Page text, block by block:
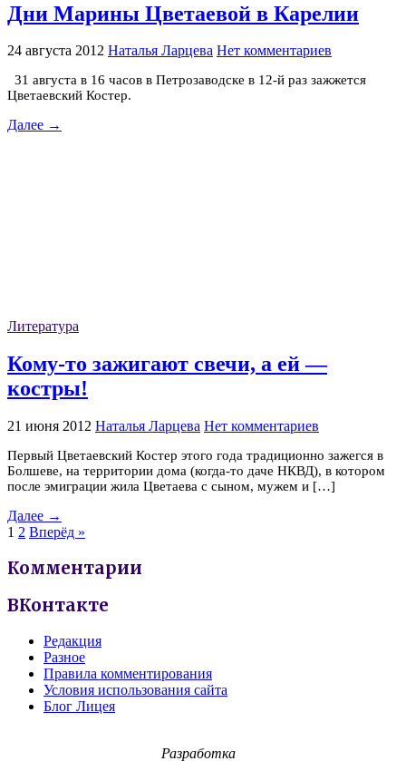
Дни Марины Цветаевой в Карелии
24 августа 2012 Наталья Ларцева Нет комментариев
31 августа в 16 часов в Петрозаводске в 12-й раз зажжется
Цветаевский Костер.
Далее →
Литература
Кому-то зажигают свечи, а ей —
костры!
21 июня 2012 Наталья Ларцева Нет комментариев
Первый Цветаевский Костер этого года традиционно зажегся в
Болшеве, на территории дома (когда-то даче НКВД), в котором
после эмиграции жила Цветаева с сыном, мужем и […]
Далее →
1 2 Вперёд »
Комментарии
ВКонтакте
Редакция
Разное
Правила комментирования
Условия использования сайта
Блог Лицея
Разработка